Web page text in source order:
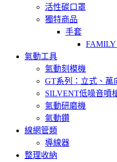
活性碳口罩
獨特商品
手套
氣動工具
氣動刻模機
GT系列：立式、萬
SILVENT低噪音噴
氣動研磨機
氣動鑽
線網管類
導線器
整理收納